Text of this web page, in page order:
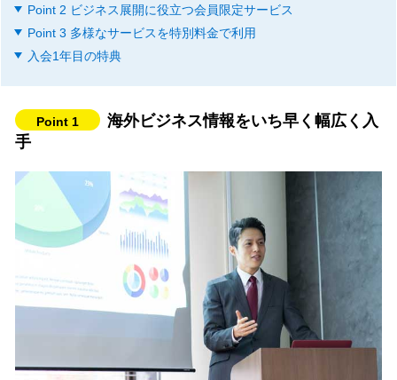
Point 2 ビジネス展開に役立つ会員限定サービス
Point 3 多様なサービスを特別料金で利用
入会1年目の特典
Point 1
海外ビジネス情報をいち早く幅広く入
手